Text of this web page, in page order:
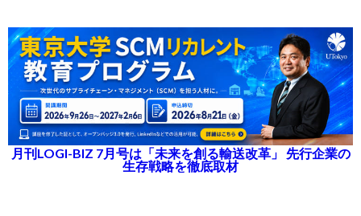
月刊LOGI-BIZ 7月号は「未来を創る輸送改革」 先行企業の
生存戦略を徹底取材